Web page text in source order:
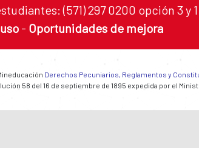
(571) 297 0200 opción 3 y
- Oportunidades de mejora
Derechos Pecuniarios, Reglamentos y
58 del 16 de septiembre de 1895 expedida por el